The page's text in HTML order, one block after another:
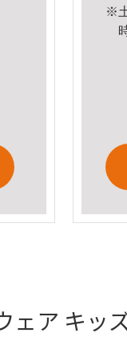
※
ア キッ